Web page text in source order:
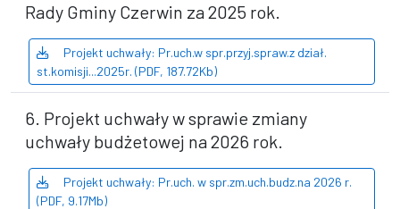
Rady Gminy Czerwin za 2025 rok.
Projekt uchwały: Pr.uch.w spr.przyj.spraw.z dział.
st.komisji...2025r. (PDF, 187.72Kb)
6. Projekt uchwały w sprawie zmiany
uchwały budżetowej na 2026 rok.
Projekt uchwały: Pr.uch. w spr.zm.uch.budz.na 2026 r.
(PDF, 9.17Mb)